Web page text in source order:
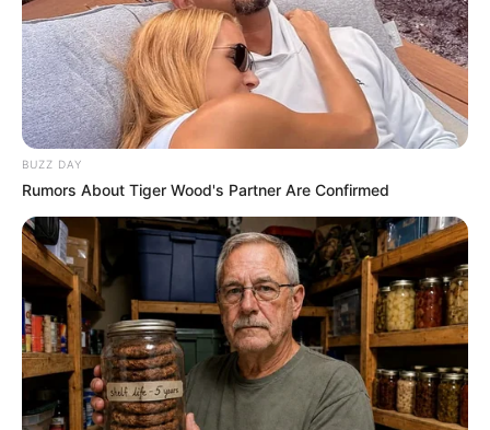
BUZZ DAY
Rumors About Tiger Wood's Partner Are Confirmed